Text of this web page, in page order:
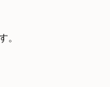
。